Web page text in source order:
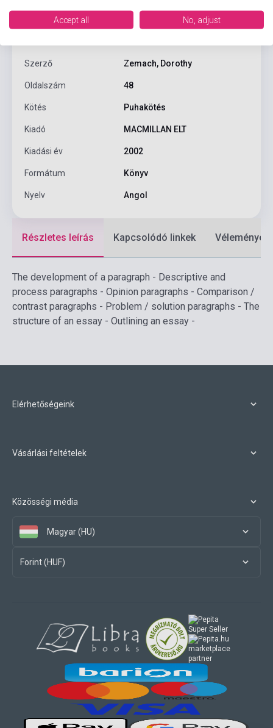
Szerző Zemach, Dorothy
Oldalszám 48
Kötés Puhakötés
Kiadó MACMILLAN ELT
Kiadási év 2002
Formátum Könyv
Nyelv Angol
Részletes leírás Kapcsolódó linkek Vélemények
The development of a paragraph - Descriptive and
process paragraphs - Opinion paragraphs - Comparison /
contrast paragraphs - Problem / solution paragraphs - The
structure of an essay - Outlining an essay -
Elérhetőségeink
Vásárlási feltételek
Közösségi média
Magyar (HU)
Forint (HUF)
marketplace
partner
Accept all No, adjust